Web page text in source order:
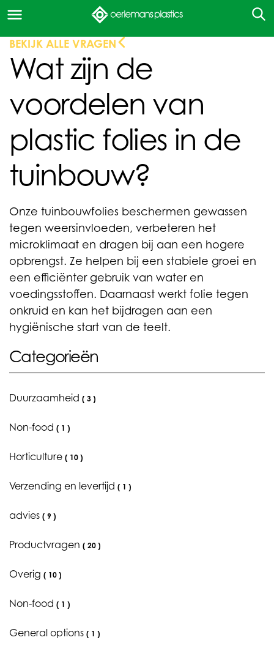
Categorieën
Duurzaamheid ( 3 )
Non-food ( 1 )
Horticulture ( 10 )
Verzending en levertijd ( 1 )
advies ( 9 )
Productvragen ( 20 )
Overig ( 10 )
Non-food ( 1 )
General options ( 1 )
BEKIJK ALLE VRAGEN
Wat zijn de
voordelen van
plastic folies in de
tuinbouw?
Onze tuinbouwfolies beschermen gewassen
tegen weersinvloeden, verbeteren het
microklimaat en dragen bij aan een hogere
opbrengst. Ze helpen bij een stabiele groei en
een efficiënter gebruik van water en
voedingsstoffen. Daarnaast werkt folie tegen
onkruid en kan het bijdragen aan een
hygiënische start van de teelt.